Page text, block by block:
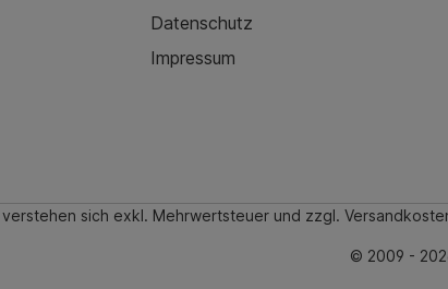
Datenschutz
Impressum
verstehen sich exkl. Mehrwertsteuer und zzgl.
© 2009 -